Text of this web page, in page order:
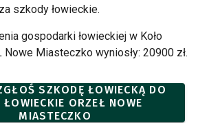
szkody łowieckie.
gospodarki łowieckiej w Koło
Nowe Miasteczko wyniosły: 20900 zł.
SZKODĘ ŁOWIECKĄ DO
ORZEŁ NOWE
MIASTECZKO